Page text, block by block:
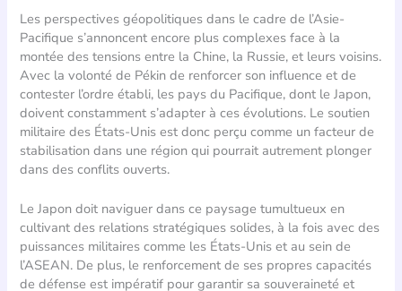
Les perspectives géopolitiques dans le cadre de l’Asie-
Pacifique s’annoncent encore plus complexes face à la
montée des tensions entre la Chine, la Russie, et leurs voisins.
Avec la volonté de Pékin de renforcer son influence et de
contester l’ordre établi, les pays du Pacifique, dont le Japon,
doivent constamment s’adapter à ces évolutions. Le soutien
militaire des États-Unis est donc perçu comme un facteur de
stabilisation dans une région qui pourrait autrement plonger
dans des conflits ouverts.
Le Japon doit naviguer dans ce paysage tumultueux en
cultivant des relations stratégiques solides, à la fois avec des
puissances militaires comme les États-Unis et au sein de
l’ASEAN. De plus, le renforcement de ses propres capacités
de défense est impératif pour garantir sa souveraineté et